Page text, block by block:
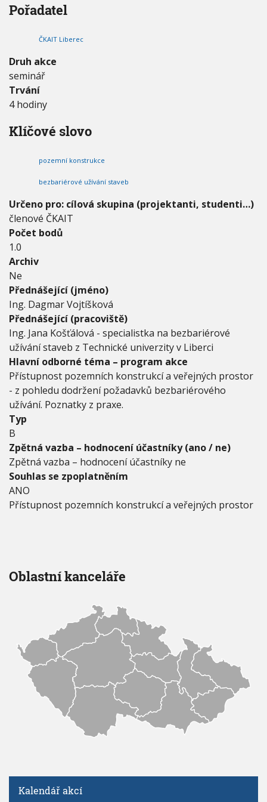
V
I
u
t
p
o
z
e
n
a
v
e
b
a
v
e
ř
e
j
n
ý
c
h
p
r
o
s
t
o
r
Pořadatel
ČKAIT Liberec
Druh akce
seminář
Trvání
4 hodiny
Klíčové slovo
pozemní konstrukce
bezbariérové užívání staveb
Určeno pro: cílová skupina (projektanti, studenti…)
členové ČKAIT
Počet bodů
1.0
Archiv
Ne
Přednášející (jméno)
Ing. Dagmar Vojtíšková
Přednášející (pracoviště)
Ing. Jana Košťálová - specialistka na bezbariérové
užívání staveb z Technické univerzity v Liberci
Hlavní odborné téma – program akce
Přístupnost pozemních konstrukcí a veřejných prostor
- z pohledu dodržení požadavků bezbariérového
užívání. Poznatky z praxe.
Typ
B
Zpětná vazba – hodnocení účastníky (ano / ne)
Zpětná vazba – hodnocení účastníky ne
Souhlas se zpoplatněním
ANO
Přístupnost pozemních konstrukcí a veřejných prostor
Oblastní kanceláře
Kalendář akcí